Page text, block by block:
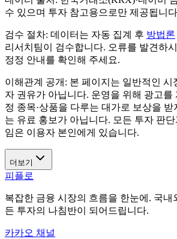
수 있으며 투자 참고용으로만 제공됩니
검수 절차: 데이터는 자동 집계 후 방법론
리서치팀이 검수합니다. 오류를 발견하
정정 안내를 확인해 주세요.
이해관계 공개: 본 페이지는 일반적인 시
자 권유가 아닙니다. 운영을 위해 광고를
정 종목·상품을 다루는 대가로 보상을
는 유료 홍보가 아닙니다. 모든 투자 판
임은 이용자 본인에게 있습니다.
더보기
피플로
복잡한 금융 시장의 흐름을 한눈에. 국내
든 투자의 나침반이 되어드립니다.
카카오 채널